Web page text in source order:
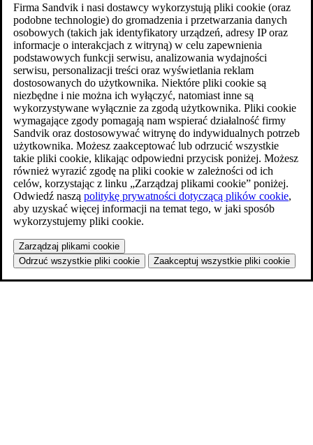
Firma Sandvik i nasi dostawcy wykorzystują pliki cookie (oraz
podobne technologie) do gromadzenia i przetwarzania danych
osobowych (takich jak identyfikatory urządzeń, adresy IP oraz
informacje o interakcjach z witryną) w celu zapewnienia
podstawowych funkcji serwisu, analizowania wydajności
serwisu, personalizacji treści oraz wyświetlania reklam
dostosowanych do użytkownika. Niektóre pliki cookie są
niezbędne i nie można ich wyłączyć, natomiast inne są
wykorzystywane wyłącznie za zgodą użytkownika. Pliki cookie
wymagające zgody pomagają nam wspierać działalność firmy
Sandvik oraz dostosowywać witrynę do indywidualnych potrzeb
użytkownika. Możesz zaakceptować lub odrzucić wszystkie
takie pliki cookie, klikając odpowiedni przycisk poniżej. Możesz
również wyrazić zgodę na pliki cookie w zależności od ich
celów, korzystając z linku „Zarządzaj plikami cookie” poniżej.
Odwiedź naszą politykę prywatności dotyczącą plików cookie,
aby uzyskać więcej informacji na temat tego, w jaki sposób
wykorzystujemy pliki cookie.
Zarządzaj plikami cookie
Odrzuć wszystkie pliki cookie
Zaakceptuj wszystkie pliki cookie